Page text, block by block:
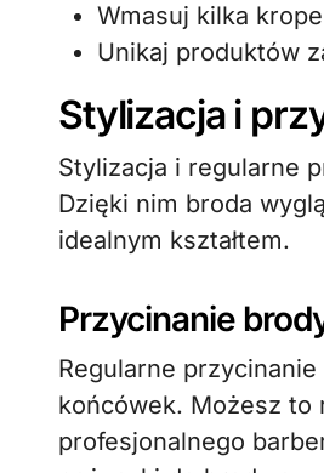
Wmasuj kilka
Unikaj produktów
Stylizacja i
Stylizacja i regularne
Dzięki nim broda
idealnym kształtem.
Przycinanie
Regularne
końcówek. Możesz to
profesjonalnego